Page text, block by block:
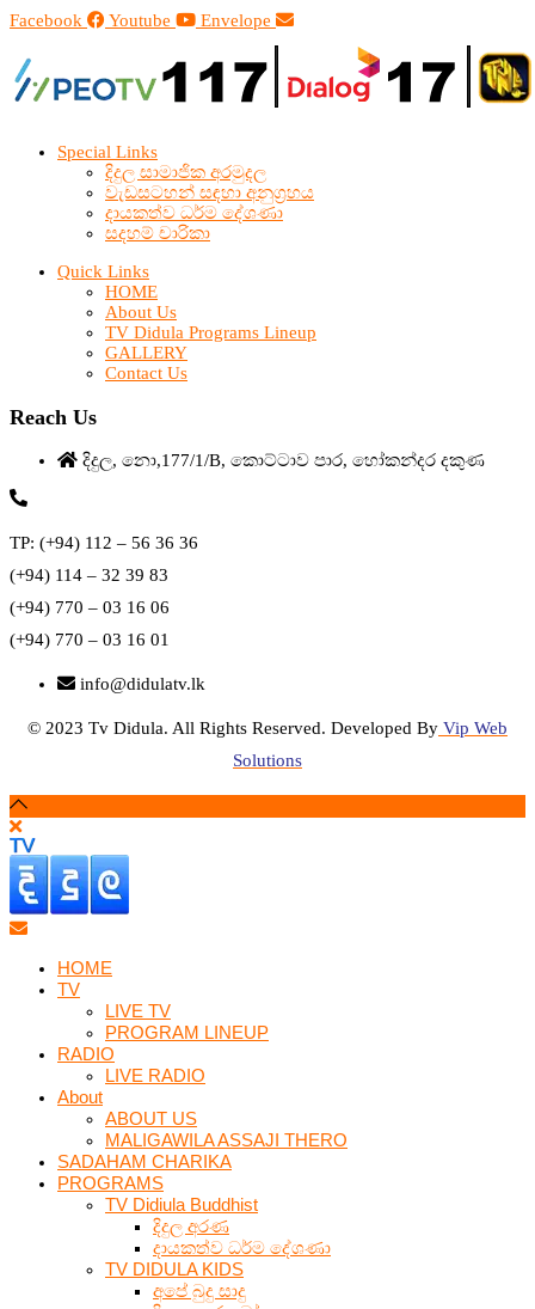
Facebook
Youtube Envelope
Special Links
දිදුල සාමාජික අරමුදල
වැඩසටහන් සඳහා අනුග්‍රහය
දායකත්ව ධර්ම දේශණා
සදහම් චාරිකා
Quick Links
HOME
About Us
TV Didula Programs Lineup
GALLERY
Contact Us
Reach Us
දිදුල, නො,177/1/B, කොට්ටාව පාර, හෝකන්දර දකුණ
TP: (+94) 112 – 56 36 36
(+94) 114 – 32 39 83
(+94) 770 – 03 16 06
(+94) 770 – 03 16 01
info@didulatv.lk
© 2023 Tv Didula. All Rights Reserved. Developed By Vip Web
Solutions
HOME
TV
LIVE TV
PROGRAM LINEUP
RADIO
LIVE RADIO
About
ABOUT US
MALIGAWILA ASSAJI THERO
SADAHAM CHARIKA
PROGRAMS
TV Didiula Buddhist
දිදුල අරණ
දායකත්ව ධර්ම දේශණා
TV DIDULA KIDS
අපේ බුදු සාදු